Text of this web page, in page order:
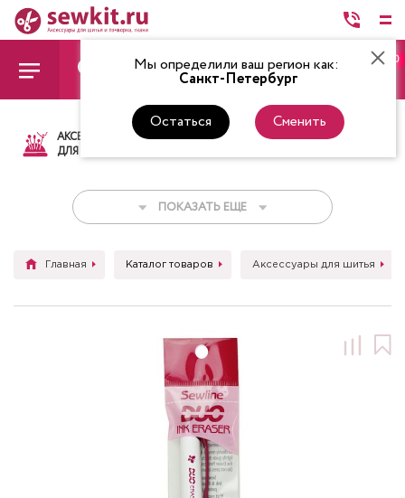
Мы определили ваш регион как:
Санкт-Петербург
Остаться Сменить
0
АКСЕССУАРЫ
ДЛЯ ШИТЬЯ
ТКАНИ НИТКИ
ПОКАЗАТЬ ЕЩЕ
Главная Каталог товаров Аксессуары для шитья